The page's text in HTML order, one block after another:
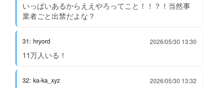
いっぱいあるからええやろってこと！！？！当然事
業者ごと出禁だよな？
31: hryord 2026/05/30 13:30
11万人いる！
32: ka-ka_xyz 2026/05/30 13:32